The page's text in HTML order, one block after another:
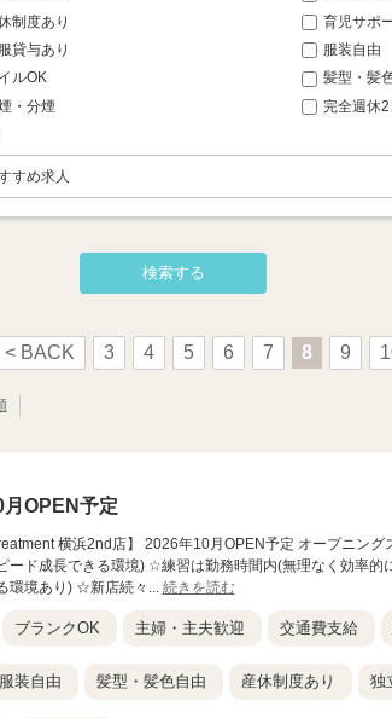
制度あり
育児サポ
貸与あり
服装自由
ルOK
髪型・髪
・分煙
完全週休2
すめ求人
< BACK 3 4 5 6 7 8 9
OPEN予定
横浜2nd店】 2026年10月OPEN予定 オープニン
ード成長できる環境) ☆練習は勤務時間内(無理なく効率
環境あり) ☆新店続々... 続きを読む
ブランクOK 主婦・主夫歓迎 交通費支給
服装自由 髪型・髪色自由 産休制度あり 独